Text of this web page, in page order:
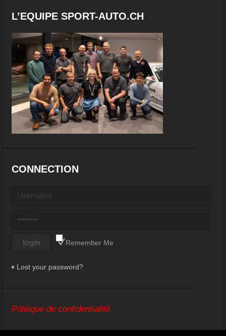
L’EQUIPE SPORT-AUTO.CH
CONNECTION
Remember Me
Lost your password?
Politique de confidentialité